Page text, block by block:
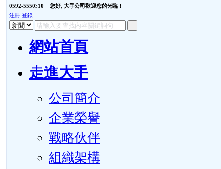
0592-5550310 您好, 大手公司歡迎您的光臨！
注冊 登錄
網站首頁
走進大手
公司簡介
企業榮譽
戰略伙伴
組織架構